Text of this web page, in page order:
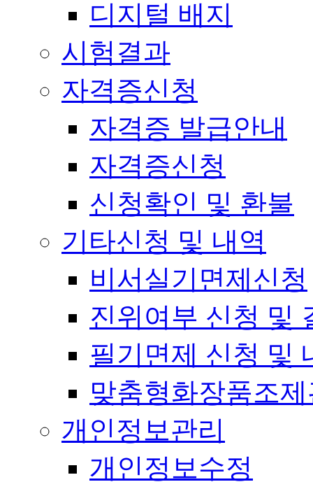
디지털 배지
시험결과
자격증신청
자격증 발급안내
자격증신청
신청확인 및 환불
기타신청 및 내역
비서실기면제신청
진위여부 신청 및
필기면제 신청 및
맞춤형화장품조
개인정보관리
개인정보수정